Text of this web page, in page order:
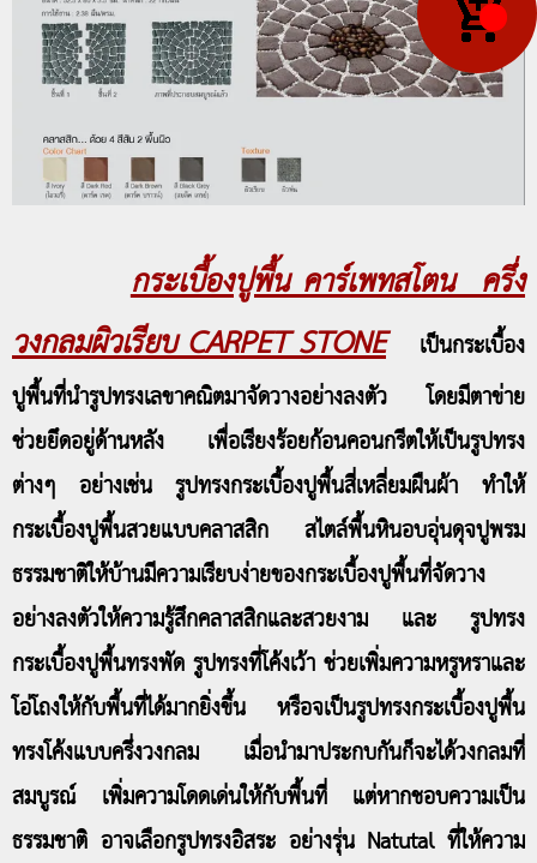
กระเบื้องปูพื้น คาร์เพทสโตน ครึ่ง
วงกลมผิวเรียบ CARPET STONEเป็นกระเบื้อง
ปูพื้นที่นำรูปทรงเลขาคณิตมาจัดวางอย่างลงตัว โดยมีตาข่าย
ช่วยยึดอยู่ด้านหลัง เพื่อเรียงร้อยก้อนคอนกรีตให้เป็นรูปทรง
ต่างๆ อย่างเช่น รูปทรงกระเบื้องปูพื้นสี่เหลี่ยมผืนผ้า ทำให้
กระเบื้องปูพื้นสวยแบบคลาสสิก สไตล์พื้นหินอบอุ่นดุจปูพรม
ธรรมชาติให้บ้านมีความเรียบง่ายของกระเบื้องปูพื้นที่จัดวาง
อย่างลงตัวให้ความรู้สึกคลาสสิกและสวยงาม และ รูปทรง
กระเบื้องปูพื้นทรงพัด รูปทรงที่โค้งเว้า ช่วยเพิ่มความหรูหราและ
โอ่โถงให้กับพื้นที่ได้มากยิ่งขึ้น หรือจเป็นรูปทรงกระเบื้องปูพื้น
ทรงโค้งแบบครึ่งวงกลม เมื่อนำมาประกบกันก็จะได้วงกลมที่
สมบูรณ์ เพิ่มความโดดเด่นให้กับพื้นที่ แต่หากชอบความเป็น
ธรรมชาติ อาจเลือกรูปทรงอิสระ อย่างรุ่น Natutal ที่ให้ความ